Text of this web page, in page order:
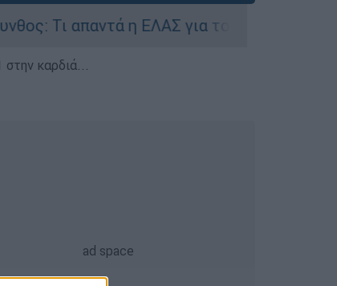
Τι απαντά η ΕΛΑΣ για τους 8 βιασμούς
στην καρδιά...